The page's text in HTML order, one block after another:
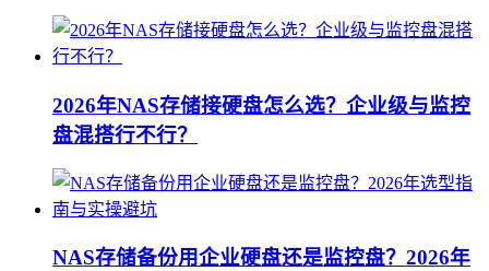
2026年NAS存储接硬盘怎么选？企业级与监控
盘混搭行不行？
NAS存储备份用企业硬盘还是监控盘？2026年